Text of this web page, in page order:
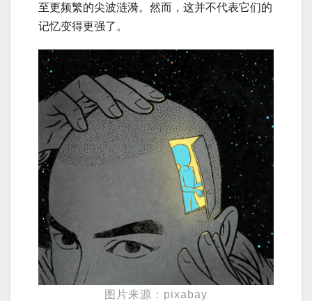
至更频繁的尖波涟漪。然而，这并不代表它们的
记忆变得更强了。
图片来源：pixabay